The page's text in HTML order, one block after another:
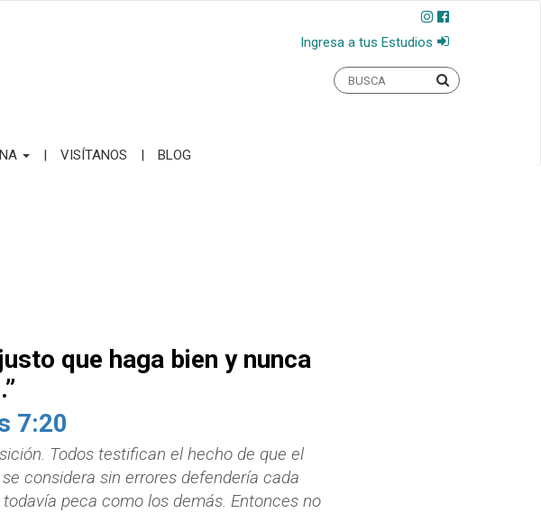
Ingresa a tus Estudios
VISÍTANOS BLOG
que haga bien y nunca
7:20
Todos testifican el hecho de que el
considera sin errores defendería cada
peca como los demás. Entonces no